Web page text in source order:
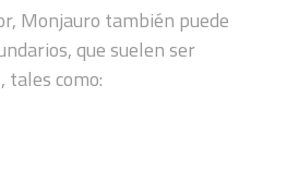
Monjauro también puede
que suelen ser
tales como: